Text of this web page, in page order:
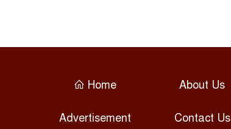
Home About Us
Advertisement Contact Us